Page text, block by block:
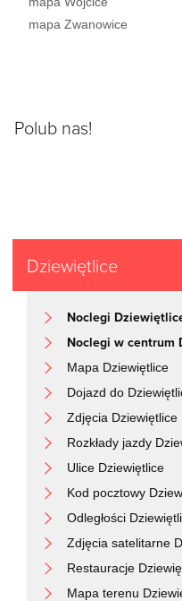
mapa Zwanowice
Polub nas!
Dziewiętlice
Noclegi
Noclegi w centrum
Mapa Dziewiętlice
Dojazd do
Zdjęcia Dziewiętlice
Rozkłady jazdy
Ulice Dziewiętlice
Kod pocztowy
Odległości
Zdjęcia satelitarne
Restauracje
Mapa terenu